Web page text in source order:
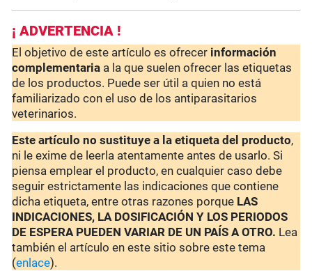
¡ ADVERTENCIA !
El objetivo de este artículo es ofrecer información
complementaria a la que suelen ofrecer las etiquetas
de los productos. Puede ser útil a quien no está
familiarizado con el uso de los antiparasitarios
veterinarios.
Este artículo no sustituye a la etiqueta del producto,
ni le exime de leerla atentamente antes de usarlo. Si
piensa emplear el producto, en cualquier caso debe
seguir estrictamente las indicaciones que contiene
dicha etiqueta, entre otras razones porque LAS
INDICACIONES, LA DOSIFICACIÓN Y LOS PERIODOS
DE ESPERA PUEDEN VARIAR DE UN PAÍS A OTRO. Lea
también el artículo en este sitio sobre este tema
(enlace).